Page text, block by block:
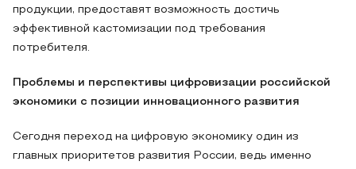
продукции, предоставят возможность достичь
эффективной кастомизации под требования
потребителя.
Проблемы и перспективы цифровизации российской
экономики с позиции инновационного развития
Сегодня переход на цифровую экономику один из
главных приоритетов развития России, ведь именно